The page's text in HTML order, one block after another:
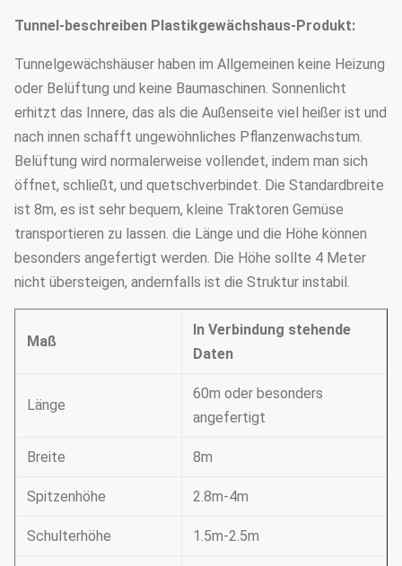
Tunnel-beschreiben Plastikgewächshaus-Produkt:
Tunnelgewächshäuser haben im Allgemeinen keine Heizung
oder Belüftung und keine Baumaschinen. Sonnenlicht
erhitzt das Innere, das als die Außenseite viel heißer ist und
nach innen schafft ungewöhnliches Pflanzenwachstum.
Belüftung wird normalerweise vollendet, indem man sich
öffnet, schließt, und quetschverbindet. Die Standardbreite
ist 8m, es ist sehr bequem, kleine Traktoren Gemüse
transportieren zu lassen. die Länge und die Höhe können
besonders angefertigt werden. Die Höhe sollte 4 Meter
nicht übersteigen, andernfalls ist die Struktur instabil.
Maß
In Verbindung stehende
Daten
Länge
60m oder besonders
angefertigt
Breite 8m
Spitzenhöhe 2.8m-4m
Schulterhöhe 1.5m-2.5m